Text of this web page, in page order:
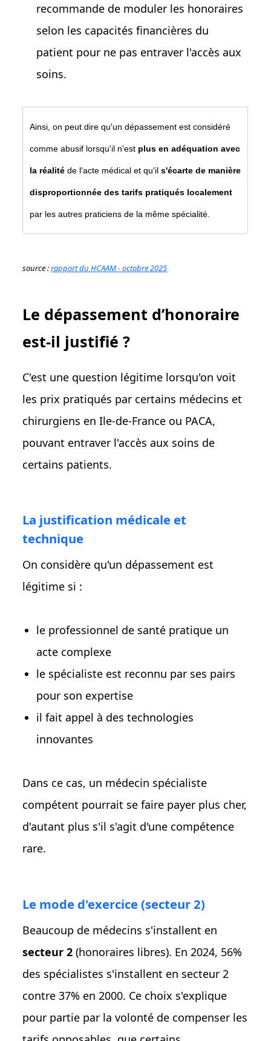
recommande de moduler les honoraires
selon les capacités financières du
patient pour ne pas entraver l'accès aux
soins.
Ainsi, on peut dire qu'un dépassement est considéré
comme abusif lorsqu'il n'est plus en adéquation avec
la réalité de l'acte médical et qu'ils'écarte de manière
disproportionnée des tarifs pratiqués localement
par les autres praticiens de la même spécialité.
source :rapport du HCAAM - octobre 2025
Le dépassement d’honoraire
est-il justifié ?
C'est une question légitime lorsqu'on voit
les prix pratiqués par certains médecins et
chirurgiens en Ile-de-France ou PACA,
pouvant entraver l'accès aux soins de
certains patients.
La justification médicale et
technique
On considère qu'un dépassement est
légitime si :
le professionnel de santé pratique un
acte complexe
le spécialiste est reconnu par ses pairs
pour son expertise
il fait appel à des technologies
innovantes
Dans ce cas, un médecin spécialiste
compétent pourrait se faire payer plus cher,
d'autant plus s'il s'agit d'une compétence
rare.
Le mode d'exercice (secteur 2)
Beaucoup de médecins s'installent en
secteur 2 (honoraires libres). En 2024, 56%
des spécialistes s'installent en secteur 2
contre 37% en 2000. Ce choix s'explique
pour partie par la volonté de compenser les